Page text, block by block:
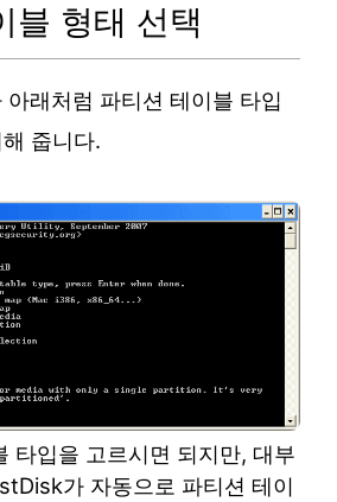
블 형태 선택
래처럼 파티션 테이블 타입
줍니다.
타입을 고르시면 되지만, 대부
가 자동으로 파티션 테이